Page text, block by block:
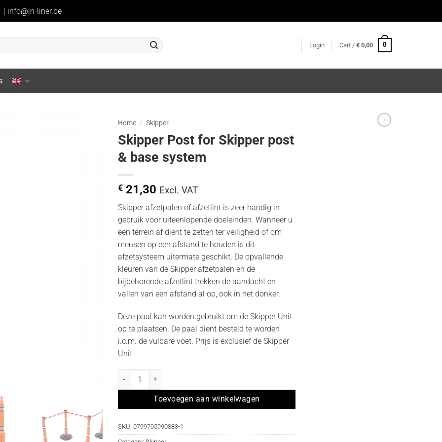
| info@in-liner.be
Login Cart / €0,00 0
Home / Skipper
Skipper Post for Skipper post
& base system
€ 21,30 Excl. VAT
Skipper afzetpalen of afzetlint is zeer handig in
gebruik voor uiteenlopende doeleinden. Wanneer u
een terrein af dient te zetten ter veiligheid of om
mensen op een afstand te houden is dit
afzetsysteem uitermate geschikt. De opvallende
kleuren van de Skipper afzetpalen en de
bijbehorende afzetlint trekken de aandacht en
vallen van een afstand al op, ook in het donker.
Deze paal kan worden gebruikt om de Skipper Unit
op te plaatsen. De paal dient besteld te worden
i.c.m. de vulbare voet. Prijs is exclusief de Skipper
Unit.
Skipper Post for Skipper post & base system quantity
Toevoegen aan winkelwagen
SKU: 0799705990883-1